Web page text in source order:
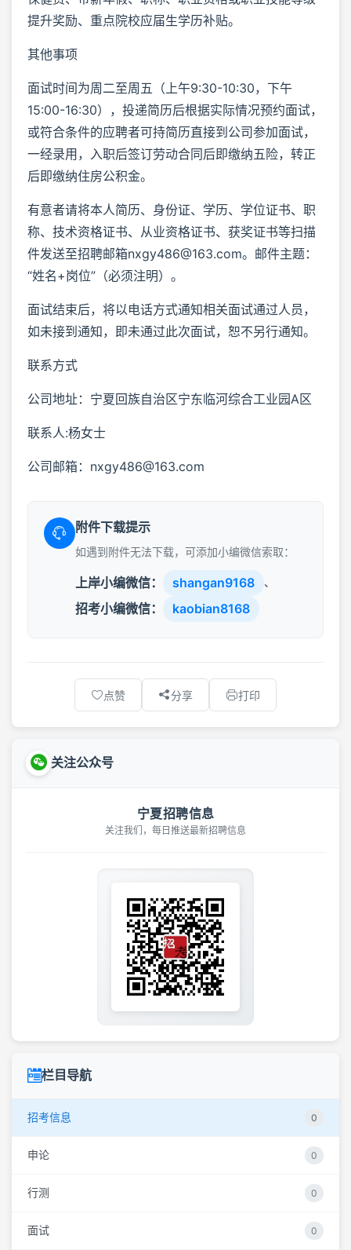
提升奖励、重点院校应届生学历补贴。
其他事项
面试时间为周二至周五（上午9:30-10:30，下午
15:00-16:30），投递简历后根据实际情况预约面试，
或符合条件的应聘者可持简历直接到公司参加面试，
一经录用，入职后签订劳动合同后即缴纳五险，转正
后即缴纳住房公积金。
有意者请将本人简历、身份证、学历、学位证书、职
称、技术资格证书、从业资格证书、获奖证书等扫描
件发送至招聘邮箱nxgy486@163.com。邮件主题：
“姓名+岗位”（必须注明）。
面试结束后，将以电话方式通知相关面试通过人员，
如未接到通知，即未通过此次面试，恕不另行通知。
联系方式
公司地址：宁夏回族自治区宁东临河综合工业园A区
联系人:杨女士
公司邮箱：nxgy486@163.com
附件下载提示
如遇到附件无法下载，可添加小编微信索取：
上岸小编微信： shangan9168 、
招考小编微信： kaobian8168
点赞 分享 打印
关注公众号
宁夏招聘信息
关注我们，每日推送最新招聘信息
栏目导航
招考信息 0
申论 0
行测 0
面试 0